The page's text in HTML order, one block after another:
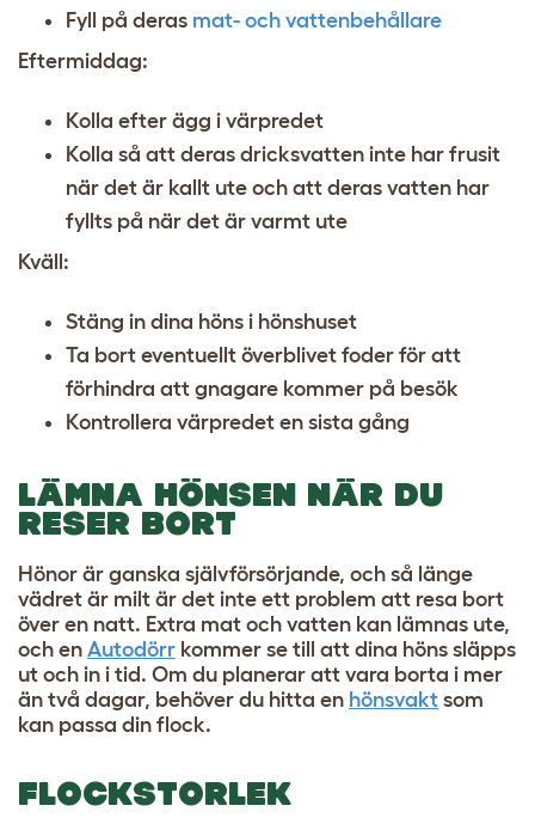
Fyll på deras mat- och vattenbehållare
Eftermiddag:
Kolla efter ägg i värpredet
Kolla så att deras dricksvatten inte har frusit
när det är kallt ute och att deras vatten har
fyllts på när det är varmt ute
Kväll:
Stäng in dina höns i hönshuset
Ta bort eventuellt överblivet foder för att
förhindra att gnagare kommer på besök
Kontrollera värpredet en sista gång
LÄMNA HÖNSEN NÄR DU
RESER BORT
Hönor är ganska självförsörjande, och så länge
vädret är milt är det inte ett problem att resa bort
över en natt. Extra mat och vatten kan lämnas ute,
och en Autodörr kommer se till att dina höns släpps
ut och in i tid. Om du planerar att vara borta i mer
än två dagar, behöver du hitta en hönsvakt som
kan passa din flock.
FLOCKSTORLEK